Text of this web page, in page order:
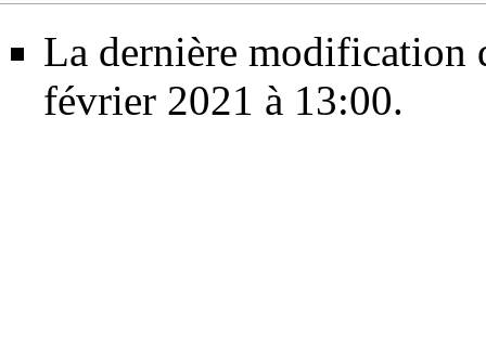
La dernière modification
février 2021 à 13:00.